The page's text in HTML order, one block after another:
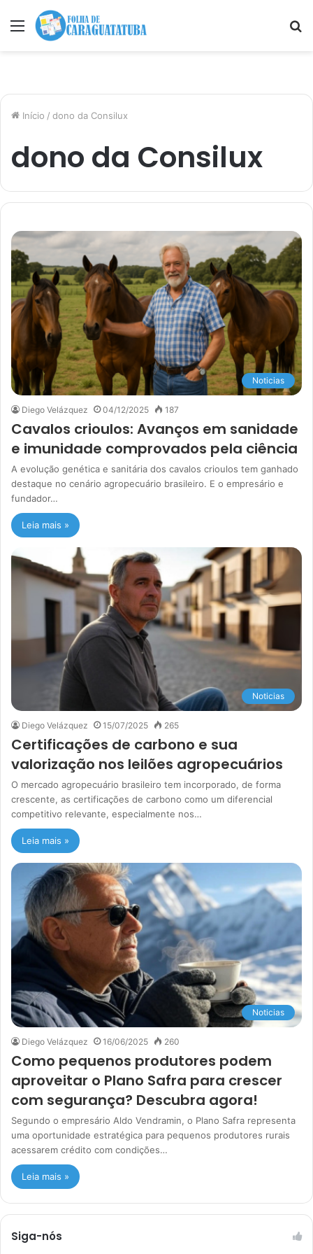
Menu
Início / dono da Consilux
dono da Consilux
Noticias
Diego Velázquez 04/12/2025 187
Cavalos crioulos: Avanços em sanidade
e imunidade comprovados pela ciência
A evolução genética e sanitária dos cavalos crioulos tem ganhado
destaque no cenário agropecuário brasileiro. E o empresário e
fundador…
Leia mais »
Noticias
Diego Velázquez 15/07/2025 265
Certificações de carbono e sua
valorização nos leilões agropecuários
O mercado agropecuário brasileiro tem incorporado, de forma
crescente, as certificações de carbono como um diferencial
competitivo relevante, especialmente nos…
Leia mais »
Noticias
Diego Velázquez 16/06/2025 260
Como pequenos produtores podem
aproveitar o Plano Safra para crescer
com segurança? Descubra agora!
Segundo o empresário Aldo Vendramin, o Plano Safra representa
uma oportunidade estratégica para pequenos produtores rurais
acessarem crédito com condições…
Leia mais »
Siga-nós